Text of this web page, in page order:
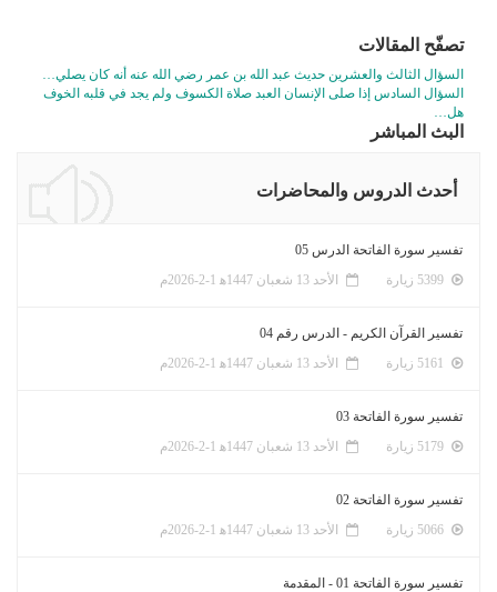
تصفّح المقالات
السؤال الثالث والعشرين حديث عبد الله بن عمر رضي الله عنه أنه كان يصلي…
السؤال السادس إذا صلى الإنسان العبد صلاة الكسوف ولم يجد في قلبه الخوف
هل…
البث المباشر
أحدث الدروس والمحاضرات
تفسير سورة الفاتحة الدرس 05
الأحد 13 شعبان 1447ﻫ 1-2-2026م
تفسير القرآن الكريم - الدرس رقم 04
الأحد 13 شعبان 1447ﻫ 1-2-2026م
تفسير سورة الفاتحة 03
الأحد 13 شعبان 1447ﻫ 1-2-2026م
تفسير سورة الفاتحة 02
الأحد 13 شعبان 1447ﻫ 1-2-2026م
تفسير سورة الفاتحة 01 - المقدمة